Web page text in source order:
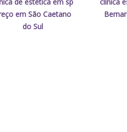
em São Caetano
do Sul